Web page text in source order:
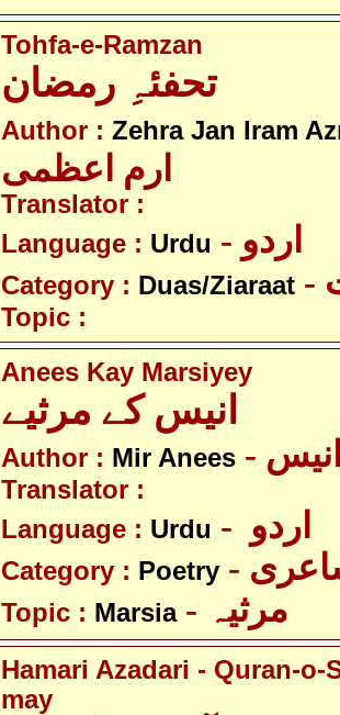
Tohfa-e-Ramzan
تحفئہِ رمضان
Author : Zehra Jan Iram
ارم اعظمی
Translator :
Language : Urdu - اردو
Category : Duas/Ziaraat
Topic :
Anees Kay Marsiyey
انیس کے مرثیے
Author : Mir Anees
Translator :
Language : Urdu
Category : Poetry
Topic : Marsia
Hamari Azadari - Quran-o-
may